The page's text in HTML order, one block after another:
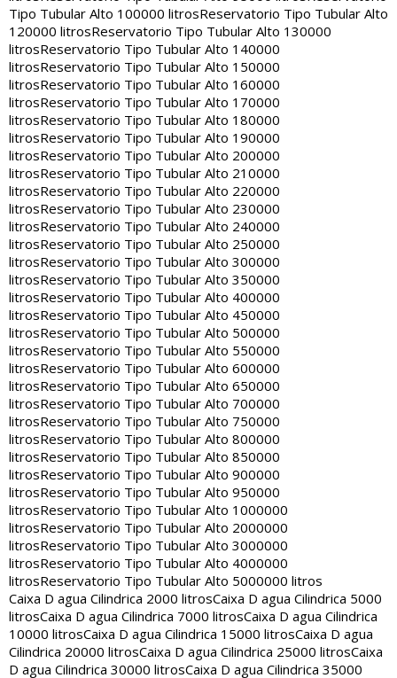
Tipo Tubular Alto 100000 litrosReservatorio Tipo Tubular Alto
120000 litrosReservatorio Tipo Tubular Alto 130000
litrosReservatorio Tipo Tubular Alto 140000
litrosReservatorio Tipo Tubular Alto 150000
litrosReservatorio Tipo Tubular Alto 160000
litrosReservatorio Tipo Tubular Alto 170000
litrosReservatorio Tipo Tubular Alto 180000
litrosReservatorio Tipo Tubular Alto 190000
litrosReservatorio Tipo Tubular Alto 200000
litrosReservatorio Tipo Tubular Alto 210000
litrosReservatorio Tipo Tubular Alto 220000
litrosReservatorio Tipo Tubular Alto 230000
litrosReservatorio Tipo Tubular Alto 240000
litrosReservatorio Tipo Tubular Alto 250000
litrosReservatorio Tipo Tubular Alto 300000
litrosReservatorio Tipo Tubular Alto 350000
litrosReservatorio Tipo Tubular Alto 400000
litrosReservatorio Tipo Tubular Alto 450000
litrosReservatorio Tipo Tubular Alto 500000
litrosReservatorio Tipo Tubular Alto 550000
litrosReservatorio Tipo Tubular Alto 600000
litrosReservatorio Tipo Tubular Alto 650000
litrosReservatorio Tipo Tubular Alto 700000
litrosReservatorio Tipo Tubular Alto 750000
litrosReservatorio Tipo Tubular Alto 800000
litrosReservatorio Tipo Tubular Alto 850000
litrosReservatorio Tipo Tubular Alto 900000
litrosReservatorio Tipo Tubular Alto 950000
litrosReservatorio Tipo Tubular Alto 1000000
litrosReservatorio Tipo Tubular Alto 2000000
litrosReservatorio Tipo Tubular Alto 3000000
litrosReservatorio Tipo Tubular Alto 4000000
litrosReservatorio Tipo Tubular Alto 5000000 litros
Caixa D agua Cilindrica 2000 litrosCaixa D agua Cilindrica 5000
litrosCaixa D agua Cilindrica 7000 litrosCaixa D agua Cilindrica
10000 litrosCaixa D agua Cilindrica 15000 litrosCaixa D agua
Cilindrica 20000 litrosCaixa D agua Cilindrica 25000 litrosCaixa
D agua Cilindrica 30000 litrosCaixa D agua Cilindrica 35000